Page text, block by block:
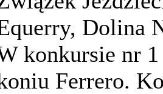
Dolina
konkursie nr 1
Ferrero.